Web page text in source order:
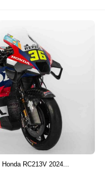
RC213V 2024...